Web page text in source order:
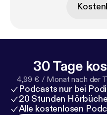
30 Tage
4,99 € / Monat nach der
Podcasts nur bei
20 Stunden
Alle kostenlosen